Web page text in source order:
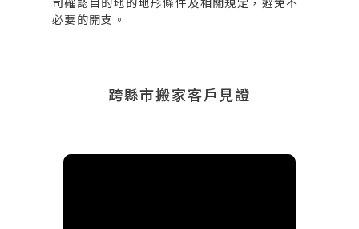
必要的開支。
跨縣市搬家客戶見證